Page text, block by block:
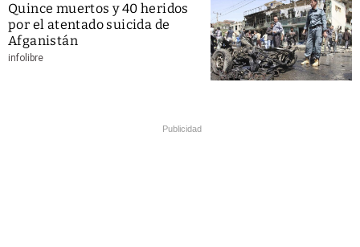
Quince muertos y 40 heridos
por el atentado suicida de
Afganistán
infolibre
Publicidad